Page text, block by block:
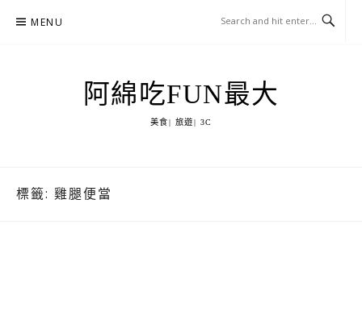
MENU
阿綿吃FUN最大
美食| 旅遊| 3C
標籤: 雞腿便當